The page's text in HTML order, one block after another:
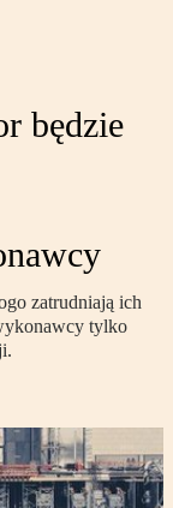
będzie
zatrudniają ich
tylko